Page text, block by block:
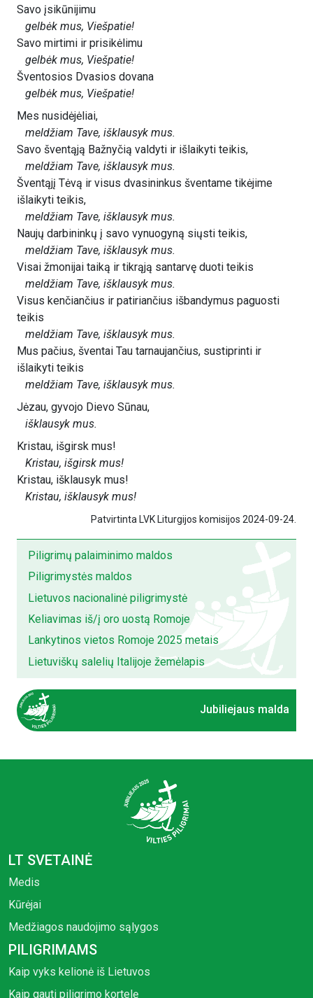
Savo įsikūnijimu
gelbėk mus, Viešpatie!
Savo mirtimi ir prisikėlimu
gelbėk mus, Viešpatie!
Šventosios Dvasios dovana
gelbėk mus, Viešpatie!
Mes nusidėjėliai,
meldžiam Tave, išklausyk mus.
Savo šventąją Bažnyčią valdyti ir išlaikyti teikis,
meldžiam Tave, išklausyk mus.
Šventąjį Tėvą ir visus dvasininkus šventame tikėjime
išlaikyti teikis,
meldžiam Tave, išklausyk mus.
Naujų darbininkų į savo vynuogyną siųsti teikis,
meldžiam Tave, išklausyk mus.
Visai žmonijai taiką ir tikrąją santarvę duoti teikis
meldžiam Tave, išklausyk mus.
Visus kenčiančius ir patiriančius išbandymus paguosti
teikis
meldžiam Tave, išklausyk mus.
Mus pačius, šventai Tau tarnaujančius, sustiprinti ir
išlaikyti teikis
meldžiam Tave, išklausyk mus.
Jėzau, gyvojo Dievo Sūnau,
išklausyk mus.
Kristau, išgirsk mus!
Kristau, išgirsk mus!
Kristau, išklausyk mus!
Kristau, išklausyk mus!
Patvirtinta LVK Liturgijos komisijos 2024-09-24.
Piligrimų palaiminimo maldos
Piligrimystės maldos
Lietuvos nacionalinė piligrimystė
Keliavimas iš/į oro uostą Romoje
Lankytinos vietos Romoje 2025 metais
Lietuviškų salelių Italijoje žemėlapis
Jubiliejaus malda
LT SVETAINĖ
Medis
Kūrėjai
Medžiagos naudojimo sąlygos
PILIGRIMAMS
Kaip vyks kelionė iš Lietuvos
Kaip gauti piligrimo kortelę